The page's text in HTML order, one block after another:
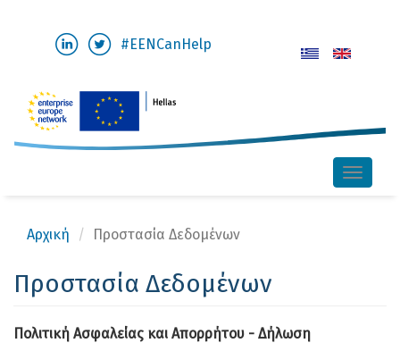
περιεχόμενο
#EENCanHelp
Toggle
Αρχική Προστασία Δεδομένων
Προστασία Δεδομένων
Πολιτική Ασφαλείας και Απορρήτου - Δήλωση